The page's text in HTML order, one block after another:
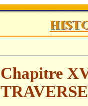
Chapitre